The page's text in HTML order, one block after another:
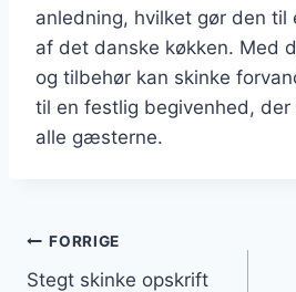
anledning, hvilket gør den til
af det danske køkken. Med
og tilbehør kan skinke
til en festlig begivenhed,
alle gæsterne.
Indlægsnavigation
FORRIGE
Stegt skinke opskrift